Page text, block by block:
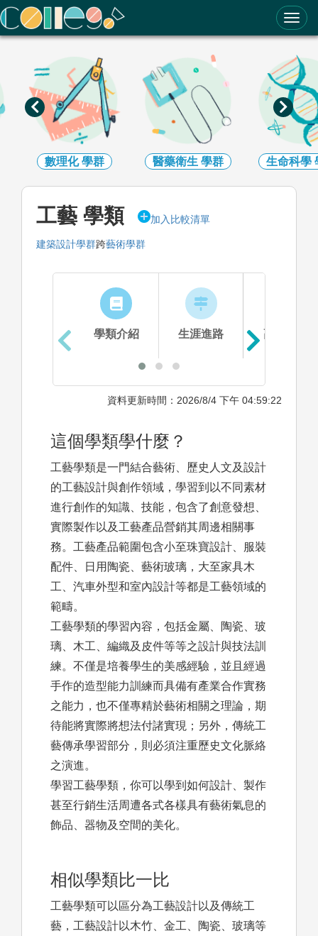
ColleGo! 大學選才與高中育才輔助系統
數理化學群 醫藥衛生 學群 生命科學
工藝 學類 加入比較清單
建築設計學群跨藝術學群
學類介紹 生涯進路 高中準備
資料更新時間：2026/8/4 下午 04:59:22
這個學類學什麼？
工藝學類是一門結合藝術、歷史人文及設計
的工藝設計與創作領域，學習到以不同素材
進行創作的知識、技能，包含了創意發想、
實際製作以及工藝產品營銷其周邊相關事
務。工藝產品範圍包含小至珠寶設計、服裝
配件、日用陶瓷、藝術玻璃，大至家具木
工、汽車外型和室內設計等都是工藝領域的
範疇。
工藝學類的學習內容，包括金屬、陶瓷、玻
璃、木工、編織及皮件等等之設計與技法訓
練。不僅是培養學生的美感經驗，並且經過
手作的造型能力訓練而具備有產業合作實務
之能力，也不僅專精於藝術相關之理論，期
待能將實際將想法付諸實現；另外，傳統工
藝傳承學習部分，則必須注重歷史文化脈絡
之演進。
學習工藝學類，你可以學到如何設計、製作
甚至行銷生活周遭各式各樣具有藝術氣息的
飾品、器物及空間的美化。
相似學類比一比
工藝學類可以區分為工藝設計以及傳統工
藝，工藝設計以木竹、金工、陶瓷、玻璃等